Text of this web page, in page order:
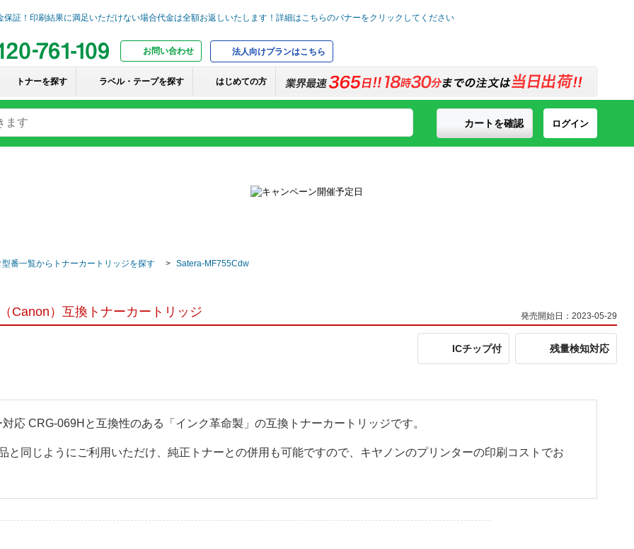
お問い合わせ 法人向けプランはこちら
トナーを探す ラベル・テープを探す はじめての方
ログイン
カートを確認
番一覧からトナーカートリッジを探す Satera-MF755Cdw
Canon）互換トナーカートリッジ 発売開始日：2023-05-29
ICチップ付 残量検知対応
応 CRG-069Hと互換性のある「インク革命製」の互換トナーカートリッジです。
と同じようにご利用いただけ、純正トナーとの併用も可能ですので、キヤノンのプリンターの印刷コストでお